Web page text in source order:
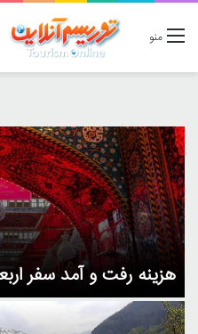
منو
هزینه رفت و آمد سفر